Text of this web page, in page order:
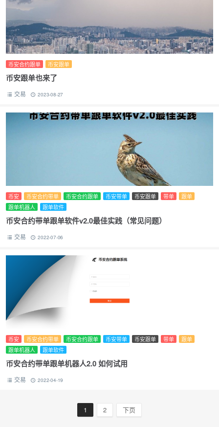
币安合约跟单 币安跟单
币安跟单也来了
交易 2023-08-27
币安 币安合约带单 币安合约跟单 币安带单 币安跟单 带单
跟单
跟单机器人
跟单软件
币安合约带单跟单软件v2.0最佳实践（常见问题）
交易 2022-07-06
币安 币安合约带单 币安合约跟单 币安带单 币安跟单 带单
跟单
跟单机器人
跟单软件
币安合约带单跟单机器人2.0 如何试用
交易 2022-04-19
1 2 下页